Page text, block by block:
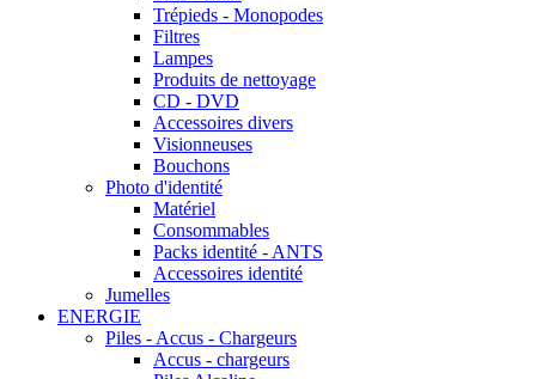
Trépieds - Monopodes
Filtres
Lampes
Produits de nettoyage
CD - DVD
Accessoires divers
Visionneuses
Bouchons
Photo d'identité
Matériel
Consommables
Packs identité - ANTS
Accessoires identité
Jumelles
ENERGIE
Piles - Accus - Chargeurs
Accus - chargeurs